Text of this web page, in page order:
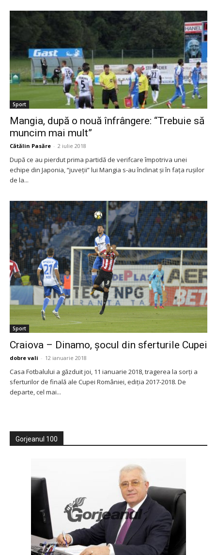
Sport
Mangia, după o nouă înfrângere: “Trebuie să
muncim mai mult”
Cătălin Pasăre - 2 iulie 2018
După ce au pierdut prima partidă de verifcare împotriva unei
echipe din Japonia, “juveţii” lui Mangia s-au înclinat şi în faţa ruşilor
de la...
Sport
Craiova – Dinamo, şocul din sferturile Cupei
dobre vali - 12 ianuarie 2018
Casa Fotbalului a găzduit joi, 11 ianuarie 2018, tragerea la sorți a
sferturilor de finală ale Cupei României, ediția 2017-2018. De
departe, cel mai...
Gorjeanul 100